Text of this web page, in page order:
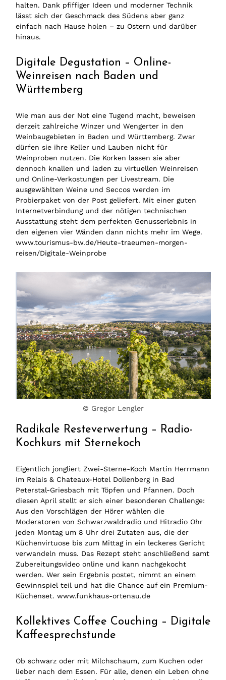
halten. Dank pfiffiger Ideen und moderner Technik
lässt sich der Geschmack des Südens aber ganz
einfach nach Hause holen – zu Ostern und darüber
hinaus.
Digitale Degustation – Online-
Weinreisen nach Baden und
Württemberg
Wie man aus der Not eine Tugend macht, beweisen
derzeit zahlreiche Winzer und Wengerter in den
Weinbaugebieten in Baden und Württemberg. Zwar
dürfen sie ihre Keller und Lauben nicht für
Weinproben nutzen. Die Korken lassen sie aber
dennoch knallen und laden zu virtuellen Weinreisen
und Online-Verkostungen per Livestream. Die
ausgewählten Weine und Seccos werden im
Probierpaket von der Post geliefert. Mit einer guten
Internetverbindung und der nötigen technischen
Ausstattung steht dem perfekten Genusserlebnis in
den eigenen vier Wänden dann nichts mehr im Wege.
www.tourismus-bw.de/Heute-traeumen-morgen-
reisen/Digitale-Weinprobe
© Gregor Lengler
Radikale Resteverwertung – Radio-
Kochkurs mit Sternekoch
Eigentlich jongliert Zwei-Sterne-Koch Martin Herrmann
im Relais & Chateaux-Hotel Dollenberg in Bad
Peterstal-Griesbach mit Töpfen und Pfannen. Doch
diesen April stellt er sich einer besonderen Challenge:
Aus den Vorschlägen der Hörer wählen die
Moderatoren von Schwarzwaldradio und Hitradio Ohr
jeden Montag um 8 Uhr drei Zutaten aus, die der
Küchenvirtuose bis zum Mittag in ein leckeres Gericht
verwandeln muss. Das Rezept steht anschließend samt
Zubereitungsvideo online und kann nachgekocht
werden. Wer sein Ergebnis postet, nimmt an einem
Gewinnspiel teil und hat die Chance auf ein Premium-
Küchenset. www.funkhaus-ortenau.de
Kollektives Coffee Couching – Digitale
Kaffeesprechstunde
Ob schwarz oder mit Milchschaum, zum Kuchen oder
lieber nach dem Essen. Für alle, denen ein Leben ohne